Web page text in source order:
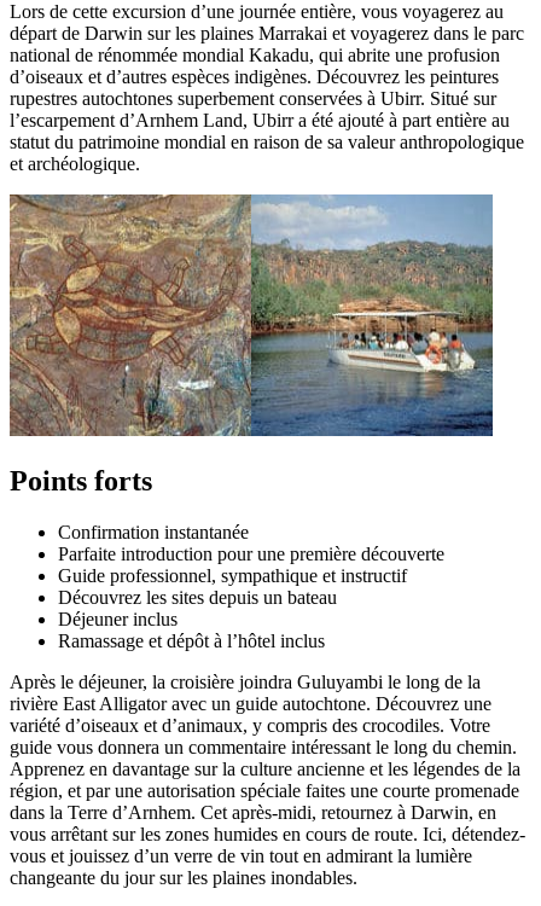
Lors de cette excursion d’une journée entière, vous voyagerez au
départ de Darwin sur les plaines Marrakai et voyagerez dans le parc
national de rénommée mondial Kakadu, qui abrite une profusion
d’oiseaux et d’autres espèces indigènes. Découvrez les peintures
rupestres autochtones superbement conservées à Ubirr. Situé sur
l’escarpement d’Arnhem Land, Ubirr a été ajouté à part entière au
statut du patrimoine mondial en raison de sa valeur anthropologique
et archéologique.
Points forts
Confirmation instantanée
Parfaite introduction pour une première découverte
Guide professionnel, sympathique et instructif
Découvrez les sites depuis un bateau
Déjeuner inclus
Ramassage et dépôt à l’hôtel inclus
Après le déjeuner, la croisière joindra Guluyambi le long de la
rivière East Alligator avec un guide autochtone. Découvrez une
variété d’oiseaux et d’animaux, y compris des crocodiles. Votre
guide vous donnera un commentaire intéressant le long du chemin.
Apprenez en davantage sur la culture ancienne et les légendes de la
région, et par une autorisation spéciale faites une courte promenade
dans la Terre d’Arnhem. Cet après-midi, retournez à Darwin, en
vous arrêtant sur les zones humides en cours de route. Ici, détendez-
vous et jouissez d’un verre de vin tout en admirant la lumière
changeante du jour sur les plaines inondables.